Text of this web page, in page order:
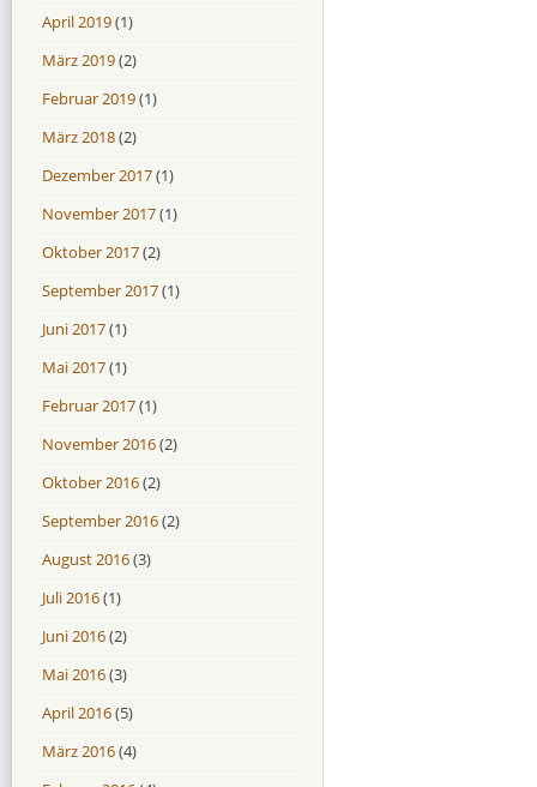
April 2019(1)
März 2019(2)
Februar 2019(1)
März 2018(2)
Dezember 2017(1)
November 2017(1)
Oktober 2017(2)
September 2017(1)
Juni 2017(1)
Mai 2017(1)
Februar 2017(1)
November 2016(2)
Oktober 2016(2)
September 2016(2)
August 2016(3)
Juli 2016(1)
Juni 2016(2)
Mai 2016(3)
April 2016(5)
März 2016(4)